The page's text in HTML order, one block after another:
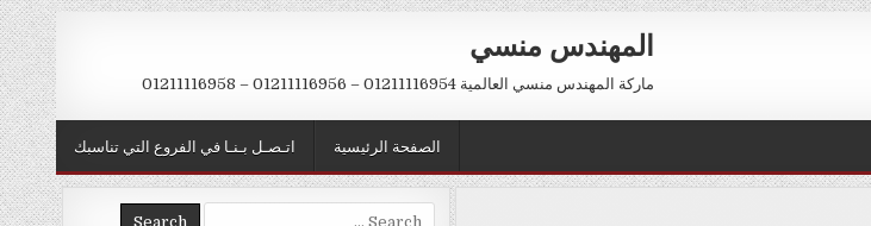
المهندس منسي
ماركة المهندس منسي العالمية 01211116954 – 01211116956 – 01211116958
اتـصـل بـنـا في الفروع التي تناسبك الصفحة الرئيسية
Search